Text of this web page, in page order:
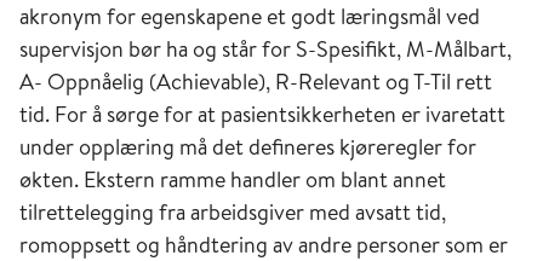
akronym for egenskapene et godt læringsmål ved
supervisjon bør ha og står for S-Spesifikt, M-Målbart,
A- Oppnåelig (Achievable), R-Relevant og T-Til rett
tid. For å sørge for at pasientsikkerheten er ivaretatt
under opplæring må det defineres kjøreregler for
økten. Ekstern ramme handler om blant annet
tilrettelegging fra arbeidsgiver med avsatt tid,
romoppsett og håndtering av andre personer som er